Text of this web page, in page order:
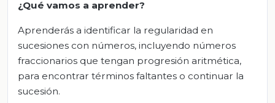
¿Qué vamos a aprender?
Aprenderás a identificar la regularidad en
sucesiones con números, incluyendo números
fraccionarios que tengan progresión aritmética,
para encontrar términos faltantes o continuar la
sucesión.